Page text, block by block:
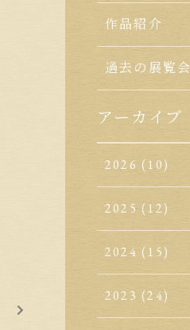
作品紹介
過去の展覧会
アーカイブ
2026 (10)
2025 (12)
2024 (15)
2023 (24)